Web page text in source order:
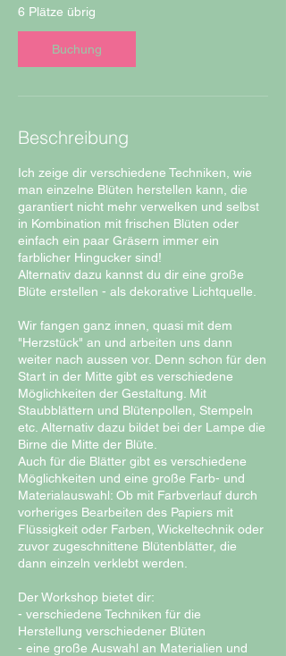
t
.
6 Plätze übrig
Buchung
Beschreibung
Ich zeige dir verschiedene Techniken, wie
man einzelne Blüten herstellen kann, die
garantiert nicht mehr verwelken und selbst
in Kombination mit frischen Blüten oder
einfach ein paar Gräsern immer ein
farblicher Hingucker sind!
Alternativ dazu kannst du dir eine große
Blüte erstellen - als dekorative Lichtquelle.
Wir fangen ganz innen, quasi mit dem
"Herzstück" an und arbeiten uns dann
weiter nach aussen vor. Denn schon für den
Start in der Mitte gibt es verschiedene
Möglichkeiten der Gestaltung. Mit
Staubblättern und Blütenpollen, Stempeln
etc. Alternativ dazu bildet bei der Lampe die
Birne die Mitte der Blüte.
Auch für die Blätter gibt es verschiedene
Möglichkeiten und eine große Farb- und
Materialauswahl: Ob mit Farbverlauf durch
vorheriges Bearbeiten des Papiers mit
Flüssigkeit oder Farben, Wickeltechnik oder
zuvor zugeschnittene Blütenblätter, die
dann einzeln verklebt werden.
Der Workshop bietet dir:
- verschiedene Techniken für die
Herstellung verschiedener Blüten
- eine große Auswahl an Materialien und